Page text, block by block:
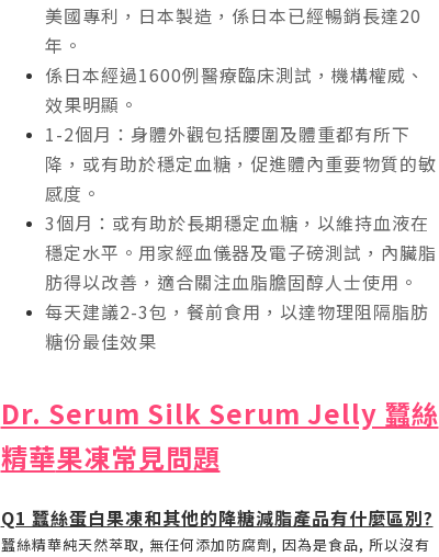
美國專利，日本製造，係日本已經暢銷長達20
年。
係日本經過1600例醫療臨床測試，機構權威、
效果明顯。
1-2個月：身體外觀包括腰圍及體重都有所下
降，或有助於穩定血糖，促進體內重要物質的敏
感度。
3個月：或有助於長期穩定血糖，以維持血液在
穩定水平。用家經血儀器及電子磅測試，內臟脂
肪得以改善，適合關注血脂膽固醇人士使用。
每天建議2-3包，餐前食用，以達物理阻隔脂肪
糖份最佳效果
Dr. Serum Silk Serum Jelly 蠶絲
精華果凍常見問題
Q1 蠶絲蛋白果凍和其他的降糖減脂產品有什麼區別?
蠶絲精華純天然萃取, 無任何添加防腐劑, 因為是食品, 所以沒有